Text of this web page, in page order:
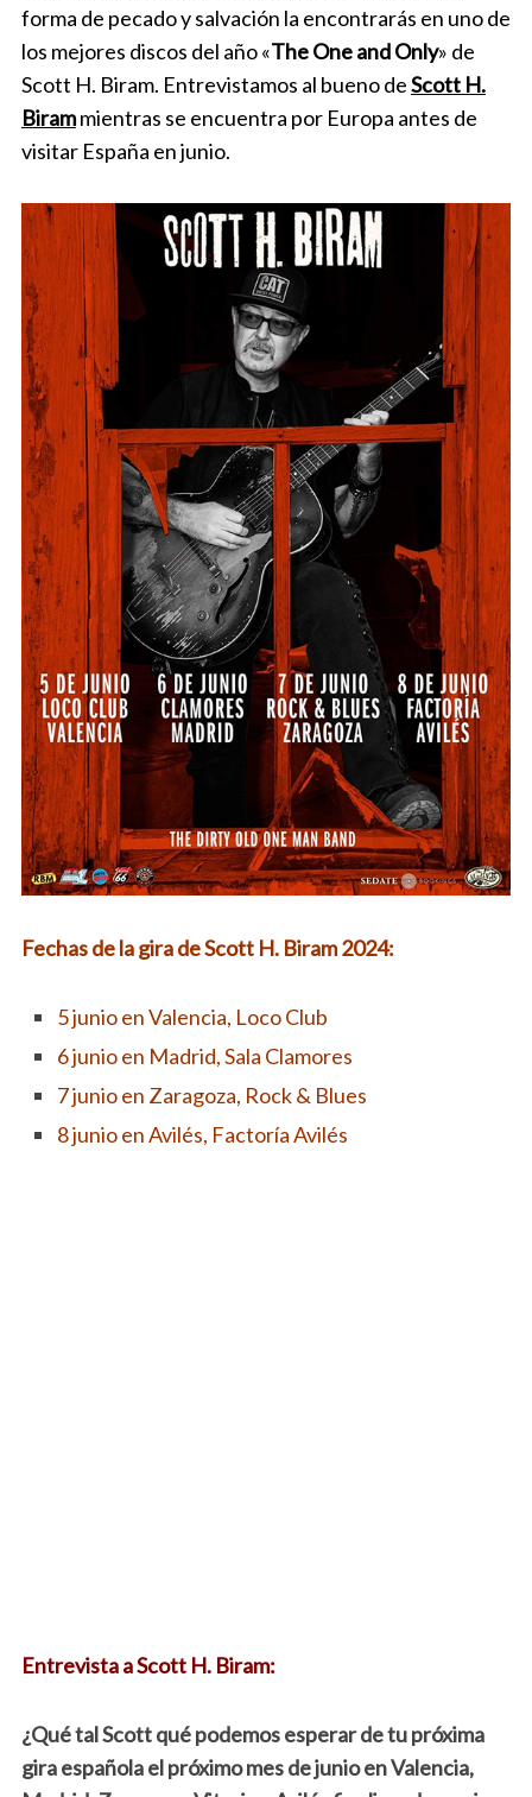
forma de pecado y salvación la encontrarás en uno de
los mejores discos del año «The One and Only» de
Scott H. Biram. Entrevistamos al bueno deScott H.
Birammientras se encuentra por Europa antes de
visitar España en junio.
Fechas de la gira de Scott H. Biram 2024:
5 junio en Valencia, Loco Club
6 junio en Madrid, Sala Clamores
7 junio en Zaragoza, Rock & Blues
8 junio en Avilés, Factoría Avilés
Entrevista a Scott H. Biram:
¿Qué tal Scott qué podemos esperar de tu próxima
gira española el próximo mes de junio en Valencia,